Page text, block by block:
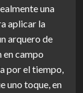
una
aplicar la
arquero de
en campo
por el tiempo,
uno toque, en